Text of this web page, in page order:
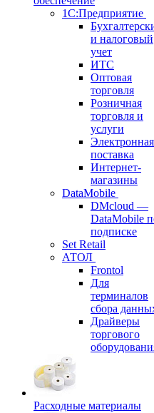
1С:Предприятие
и налоговый
учет
ИТС
Оптовая
торговля
Розничная
торговля и
услуги
Электронная
поставка
Интернет-
магазины
DataMobile
DMcloud —
DataMobile
подписке
Set Retail
АТОЛ
Frontol
Для
терминалов
сбора
Драйверы
торгового
Расходные материалы